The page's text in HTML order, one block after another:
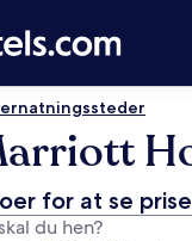
for at se
du hen?